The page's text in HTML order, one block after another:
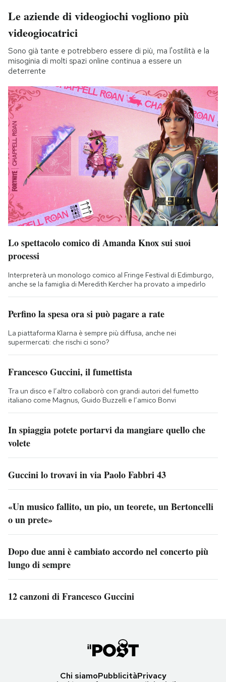
Le aziende di videogiochi vogliono più
videogiocatrici
Sono già tante e potrebbero essere di più, ma l'ostilità e la
misoginia di molti spazi online continua a essere un
deterrente
Lo spettacolo comico di Amanda Knox sui suoi
processi
Interpreterà un monologo comico al Fringe Festival di Edimburgo,
anche se la famiglia di Meredith Kercher ha provato a impedirlo
Perfino la spesa ora si può pagare a rate
La piattaforma Klarna è sempre più diffusa, anche nei
supermercati: che rischi ci sono?
Francesco Guccini, il fumettista
Tra un disco e l’altro collaborò con grandi autori del fumetto
italiano come Magnus, Guido Buzzelli e l’amico Bonvi
In spiaggia potete portarvi da mangiare quello che
volete
Guccini lo trovavi in via Paolo Fabbri 43
«Un musico fallito, un pio, un teorete, un Bertoncelli
o un prete»
Dopo due anni è cambiato accordo nel concerto più
lungo di sempre
12 canzoni di Francesco Guccini
Chi siamoPubblicitàPrivacy